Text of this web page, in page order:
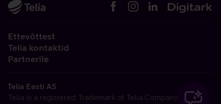
Ettevõttest
Telia kontaktid
Partnerile
Telia Eesti AS
Telia is a registered Trademark of Telia Company AB